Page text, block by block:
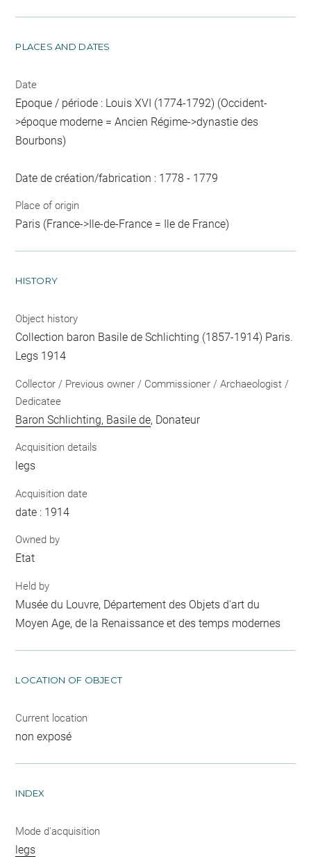
PLACES AND DATES
Date
Epoque / période : Louis XVI (1774-1792) (Occident-
>époque moderne = Ancien Régime->dynastie des
Bourbons)
Date de création/fabrication : 1778 - 1779
Place of origin
Paris (France->Ile-de-France = Ile de France)
HISTORY
Object history
Collection baron Basile de Schlichting (1857-1914) Paris.
Legs 1914
Collector / Previous owner / Commissioner / Archaeologist /
Dedicatee
Baron Schlichting, Basile de, Donateur
Acquisition details
legs
Acquisition date
date : 1914
Owned by
Etat
Held by
Musée du Louvre, Département des Objets d'art du
Moyen Age, de la Renaissance et des temps modernes
LOCATION OF OBJECT
Current location
non exposé
INDEX
Mode d'acquisition
legs